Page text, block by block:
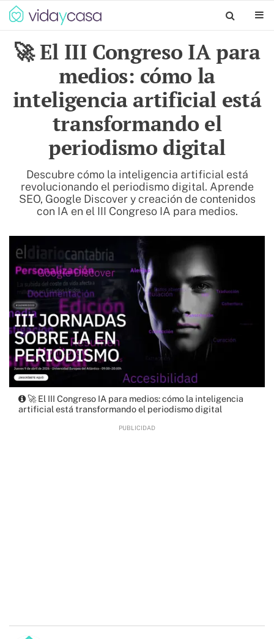
🚀 El III Congreso IA para
medios: cómo la
inteligencia artificial está
transformando el
periodismo digital
Descubre cómo la inteligencia artificial está
revolucionando el periodismo digital. Aprende
SEO, Google Discover y creación de contenidos
con IA en el III Congreso IA para medios.
🚀 El III Congreso IA para medios: cómo la inteligencia
artificial está transformando el periodismo digital